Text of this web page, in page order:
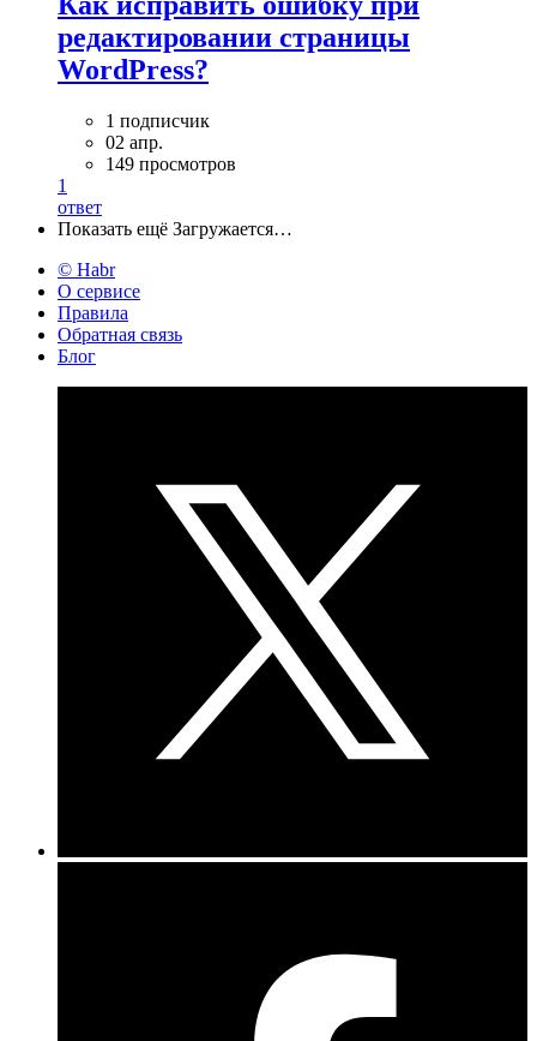
редактировании страницы
WordPress?
1 подписчик
02 апр.
149 просмотров
1
ответ
Показать ещё Загружается…
© Habr
О сервисе
Правила
Обратная связь
Блог